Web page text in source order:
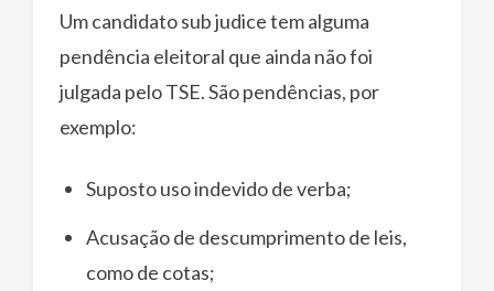
Um candidato sub judice tem alguma
pendência eleitoral que ainda não foi
julgada pelo TSE. São pendências, por
exemplo:
Suposto uso indevido de verba;
Acusação de descumprimento de leis,
como de cotas;